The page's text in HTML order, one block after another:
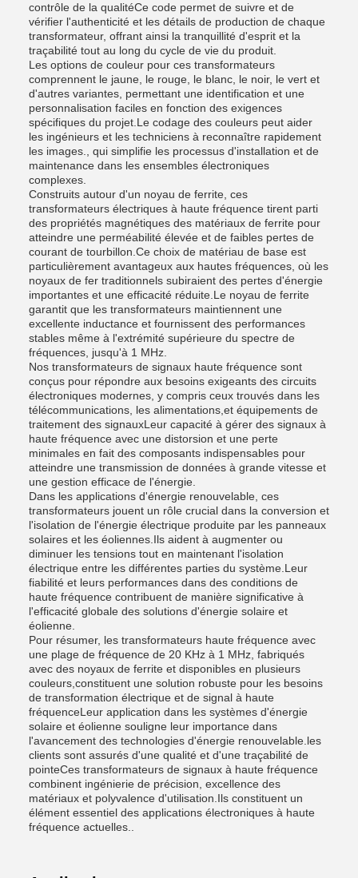
contrôle de la qualitéCe code permet de suivre et de
vérifier l'authenticité et les détails de production de chaque
transformateur, offrant ainsi la tranquillité d'esprit et la
traçabilité tout au long du cycle de vie du produit.
Les options de couleur pour ces transformateurs
comprennent le jaune, le rouge, le blanc, le noir, le vert et
d'autres variantes, permettant une identification et une
personnalisation faciles en fonction des exigences
spécifiques du projet.Le codage des couleurs peut aider
les ingénieurs et les techniciens à reconnaître rapidement
les images., qui simplifie les processus d'installation et de
maintenance dans les ensembles électroniques
complexes.
Construits autour d'un noyau de ferrite, ces
transformateurs électriques à haute fréquence tirent parti
des propriétés magnétiques des matériaux de ferrite pour
atteindre une perméabilité élevée et de faibles pertes de
courant de tourbillon.Ce choix de matériau de base est
particulièrement avantageux aux hautes fréquences, où les
noyaux de fer traditionnels subiraient des pertes d'énergie
importantes et une efficacité réduite.Le noyau de ferrite
garantit que les transformateurs maintiennent une
excellente inductance et fournissent des performances
stables même à l'extrémité supérieure du spectre de
fréquences, jusqu'à 1 MHz.
Nos transformateurs de signaux haute fréquence sont
conçus pour répondre aux besoins exigeants des circuits
électroniques modernes, y compris ceux trouvés dans les
télécommunications, les alimentations,et équipements de
traitement des signauxLeur capacité à gérer des signaux à
haute fréquence avec une distorsion et une perte
minimales en fait des composants indispensables pour
atteindre une transmission de données à grande vitesse et
une gestion efficace de l'énergie.
Dans les applications d'énergie renouvelable, ces
transformateurs jouent un rôle crucial dans la conversion et
l'isolation de l'énergie électrique produite par les panneaux
solaires et les éoliennes.Ils aident à augmenter ou
diminuer les tensions tout en maintenant l'isolation
électrique entre les différentes parties du système.Leur
fiabilité et leurs performances dans des conditions de
haute fréquence contribuent de manière significative à
l'efficacité globale des solutions d'énergie solaire et
éolienne.
Pour résumer, les transformateurs haute fréquence avec
une plage de fréquence de 20 KHz à 1 MHz, fabriqués
avec des noyaux de ferrite et disponibles en plusieurs
couleurs,constituent une solution robuste pour les besoins
de transformation électrique et de signal à haute
fréquenceLeur application dans les systèmes d'énergie
solaire et éolienne souligne leur importance dans
l'avancement des technologies d'énergie renouvelable.les
clients sont assurés d'une qualité et d'une traçabilité de
pointeCes transformateurs de signaux à haute fréquence
combinent ingénierie de précision, excellence des
matériaux et polyvalence d'utilisation.Ils constituent un
élément essentiel des applications électroniques à haute
fréquence actuelles..